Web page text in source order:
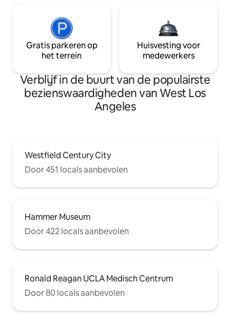
Gratis parkeren op
het terrein
Huisvesting voor
medewerkers
Verblijf in de buurt van de populairste
bezienswaardigheden van West Los
Angeles
Westfield Century City
Door 451 locals aanbevolen
Hammer Museum
Door 422 locals aanbevolen
Ronald Reagan UCLA Medisch Centrum
Door 80 locals aanbevolen